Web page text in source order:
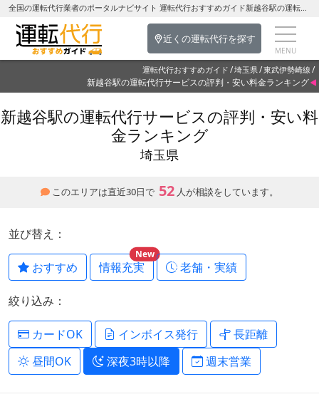
全国の運転代行業者のポータルナビサイト 運転代行おすすめガイド新越谷駅の運転代行を探す-埼玉県の運転代行
近くの運転代行を探す
運転代行おすすめガイド 埼玉県 東武伊勢崎線
新越谷駅の運転代行サービスの評判・安い料金ランキング
新越谷駅の運転代行サービスの評判・安い料
金ランキング
埼玉県
このエリアは直近30日で 52 人が相談をしています。
並び替え：
おすすめ 情報充実
New
老舗・実績
絞り込み：
カードOK インボイス発行
長距離
昼間OK
深夜3時以降 週末営業